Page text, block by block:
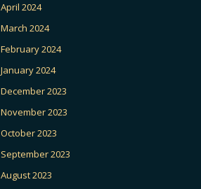
April 2024
March 2024
February 2024
January 2024
December 2023
November 2023
October 2023
September 2023
August 2023